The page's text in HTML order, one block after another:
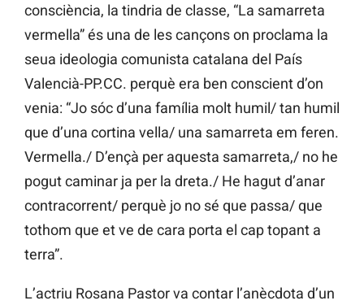
consciència, la tindria de classe, “La samarreta
vermella” és una de les cançons on proclama la
seua ideologia comunista catalana del País
Valencià-PP.CC. perquè era ben conscient d’on
venia: “Jo sóc d’una família molt humil/ tan humil
que d’una cortina vella/ una samarreta em feren.
Vermella./ D’ençà per aquesta samarreta,/ no he
pogut caminar ja per la dreta./ He hagut d’anar
contracorrent/ perquè jo no sé que passa/ que
tothom que et ve de cara porta el cap topant a
terra”.
L’actriu Rosana Pastor va contar l’anècdota d’un